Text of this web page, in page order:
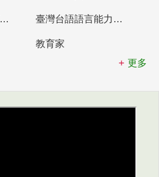
教育部高中等以下學校及幼兒園教師資格檢定考試 臺灣台語語言能力認證網站
教育家
更多